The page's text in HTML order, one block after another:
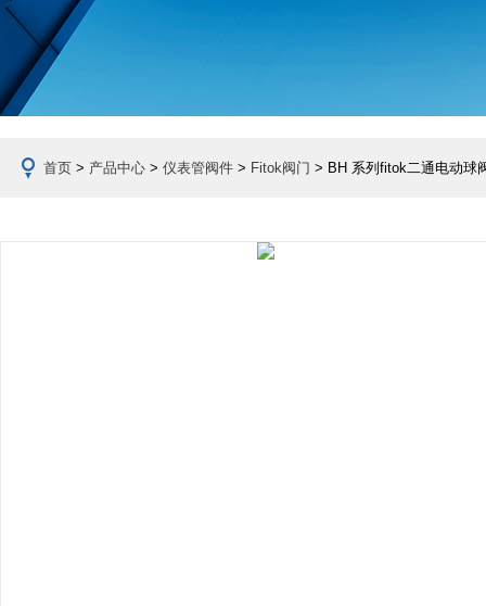
首页 > 产品中心 > 仪表管阀件 > Fitok阀门 > BH 系列fitok二通电动球